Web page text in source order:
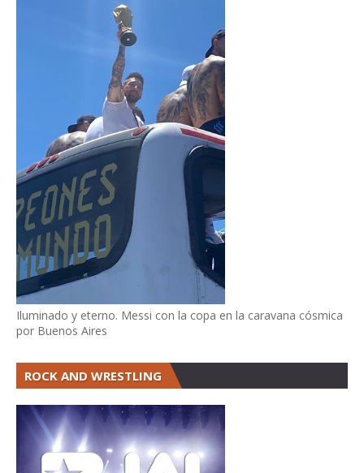
Iluminado y eterno. Messi con la copa en la caravana cósmica
por Buenos Aires
ROCK AND WRESTLING